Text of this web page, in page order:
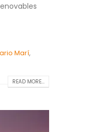
Marí,
READ MORE...